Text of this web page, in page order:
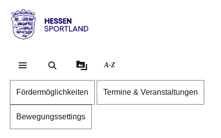
Hessen
Sportland
A-Z
Fördermöglichkeiten Termine & Veranstaltungen
Bewegungssettings